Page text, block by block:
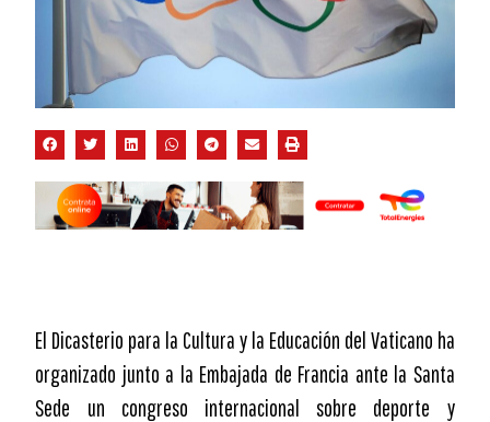
El Dicasterio para la Cultura y la Educación del Vaticano ha
organizado junto a la Embajada de Francia ante la Santa
Sede un congreso internacional sobre deporte y